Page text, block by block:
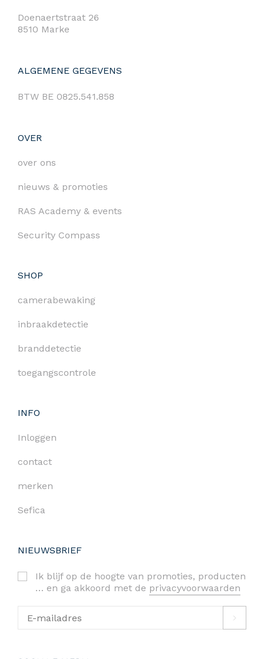
Doenaertstraat 26
8510 Marke
ALGEMENE GEGEVENS
BTW BE 0825.541.858
OVER
over ons
nieuws & promoties
RAS Academy & events
Security Compass
SHOP
camerabewaking
inbraakdetectie
branddetectie
toegangscontrole
INFO
Inloggen
contact
merken
Sefica
NIEUWSBRIEF
Ik blijf op de hoogte van promoties, producten
… en ga akkoord met de privacyvoorwaarden